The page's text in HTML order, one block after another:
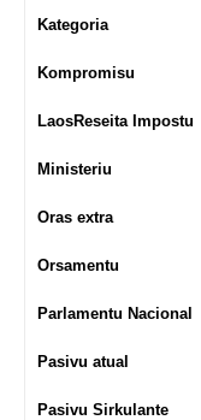
Kategoria
Kompromisu
LaosReseita Impostu
Ministeriu
Oras extra
Orsamentu
Parlamentu Nacional
Pasivu atual
Pasivu Sirkulante